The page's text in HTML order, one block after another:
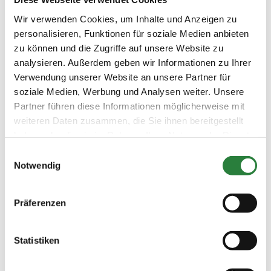
Wir verwenden Cookies, um Inhalte und Anzeigen zu
personalisieren, Funktionen für soziale Medien anbieten
zu können und die Zugriffe auf unsere Website zu
analysieren. Außerdem geben wir Informationen zu Ihrer
Verwendung unserer Website an unsere Partner für
soziale Medien, Werbung und Analysen weiter. Unsere
Partner führen diese Informationen möglicherweise mit
weiteren Daten zusammen, die Sie ihnen bereitgestellt
Notwendig
Präferenzen
Statistiken
Datum Prüfung Disziplin
10.11.2023
(v)
1. Clear-Round-Spring-LP Kl.E SPR
Preisgeld
100,00 €
LKL/Art
1 2 3 4 5 6 LP
( v
LKL/Art
10.11.2023
SPF